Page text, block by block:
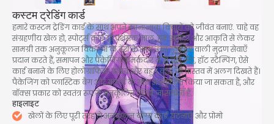
कस्टम ट्रेडिंग कार्ड
हमारे कस्टम ट्रेडिंग कार्ड के साथ अपने रचनात्मक विचारों को जीवंत बनाएं. चाहे वह
संग्रहणीय खेल हो, स्पोर्ट्स कार्ड या प्रशंसक माल, हम आकार और आकृति से लेकर
सामग्री तक अनुकूलन विकल्पों के ढेरों के साथ उच्च गुणवत्ता वाली मुद्रण सेवाएँ
प्रदान करते हैं, समापन और पैकेजिंग. चमकदार में से चुनें, मैट, हॉट स्टैम्पिंग, ऐसे
कार्ड बनाने के लिए होलोग्राफिक प्रभाव और बहुत कुछ जो वास्तव में अलग दिखते हैं।
पैकेजिंग को प्लास्टिक बैग और बक्सों के साथ अनुकूलित किया जा सकता है, और
बॉक्स प्रकार को स्वतंत्र रूप से अनुकूलित किया जा सकता है.
हाइलाइट
खेलों के लिए पूरी तरह से अनुकूलन योग्य कार्ड, घटनाएँ, और प्रोमो